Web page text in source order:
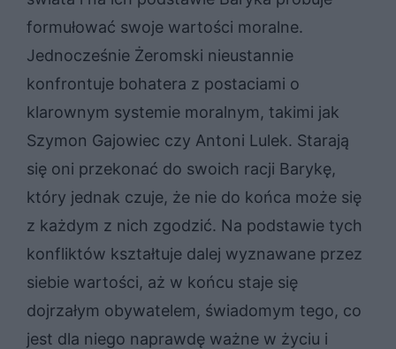
formułować swoje wartości moralne.
Jednocześnie Żeromski nieustannie
konfrontuje bohatera z postaciami o
klarownym systemie moralnym, takimi jak
Szymon Gajowiec czy Antoni Lulek. Starają
się oni przekonać do swoich racji Barykę,
który jednak czuje, że nie do końca może się
z każdym z nich zgodzić. Na podstawie tych
konfliktów kształtuje dalej wyznawane przez
siebie wartości, aż w końcu staje się
dojrzałym obywatelem, świadomym tego, co
jest dla niego naprawdę ważne w życiu i